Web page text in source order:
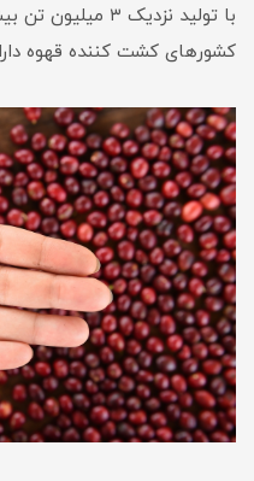
با تولید نزدیک
کشورهای کشت کننده قهوه